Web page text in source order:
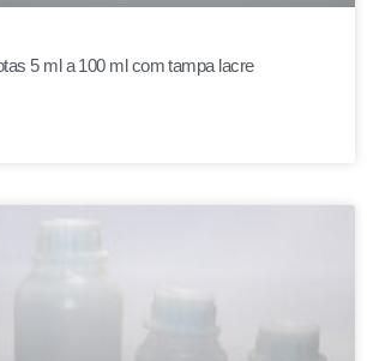
5 ml a 100 ml com tampa lacre